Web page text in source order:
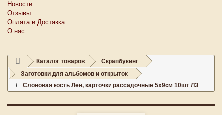
Новости
Отзывы
Оплата и Доставка
О нас
Каталог товаров
Скрапбукинг
Заготовки для альбомов и открыток
Слоновая кость Лен, карточки рассадочные 5х9см 10шт ЛЗ